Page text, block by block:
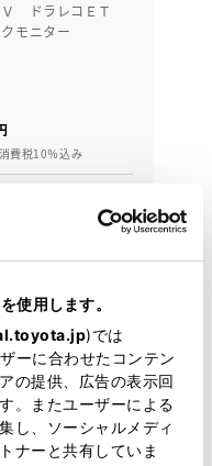
使用します。
)では
ーに合わせたコンテン
の提供、広告の表示回
。またユーザーによる
し、ソーシャルメディ
ナーと共有していま
ドラレコＥＴ
モニター
費税10％込み
検整備付
ングラン保証付
せ